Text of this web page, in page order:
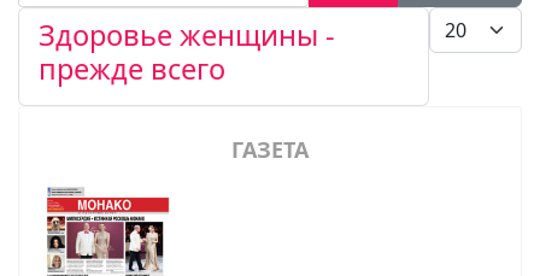
Кол-во
Здоровье женщины -
прежде всего
ГАЗЕТА